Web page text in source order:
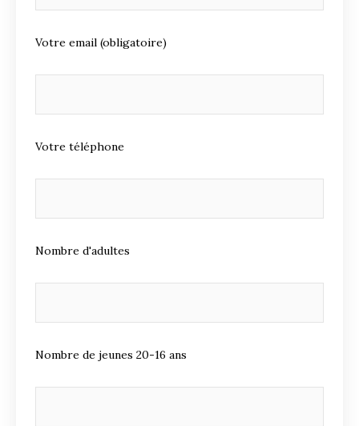
Votre email (obligatoire)
Votre téléphone
Nombre d'adultes
Nombre de jeunes 20-16 ans